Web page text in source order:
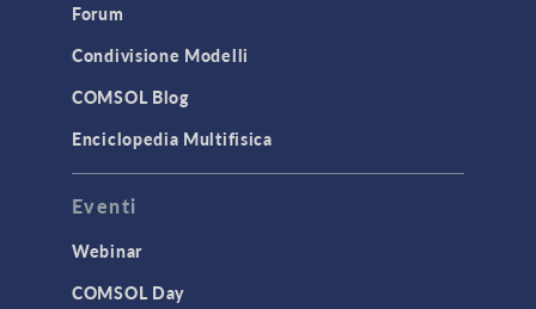
Forum
Condivisione Modelli
COMSOL Blog
Enciclopedia Multifisica
Eventi
Webinar
COMSOL Day